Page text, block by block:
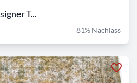
T...
81% Nachlass